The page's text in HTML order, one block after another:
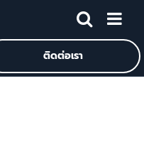
อง Amazon Web Services
ติดต่อเรา